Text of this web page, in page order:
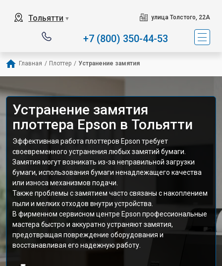
Тольятти ▼ улица Толстого, 22А
+7 (800) 350-44-53
Главная / Плоттер / Устранение замятия
Устранение замятия
плоттера Epson в Тольятти
Эффективная работа плоттеров Epson требует
своевременного устранения любых замятий бумаги.
Замятия могут возникать из-за неправильной загрузки
бумаги, использования бумаги ненадлежащего качества
или износа механизмов подачи.
Также проблемы с замятием часто связаны с накоплением
пыли и мелких отходов внутри устройства.
В фирменном сервисном центре Epson профессиональные
мастера быстро и аккуратно устраняют замятия,
предотвращая повреждение оборудования и
восстанавливая его надежную работу.